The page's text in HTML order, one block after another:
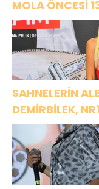
MOLA ÖNCESİ
HARBİYE’DE
SAHNELERİN
DEMİRBİLEK,
ASSOLİST